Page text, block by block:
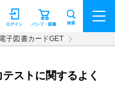
パンフ・願書
ログイン 検索
子図書カードGET
ストに関するよく